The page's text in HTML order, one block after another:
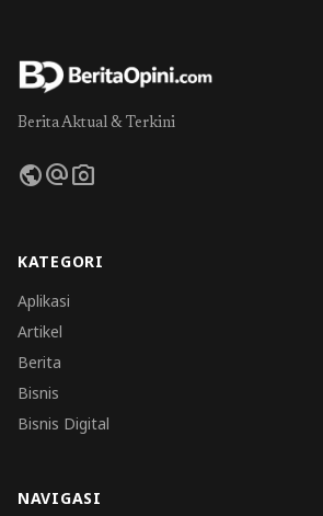
Berita Aktual & Terkini
publicalternate_emailphoto_camera
KATEGORI
Aplikasi
Artikel
Berita
Bisnis
Bisnis Digital
NAVIGASI